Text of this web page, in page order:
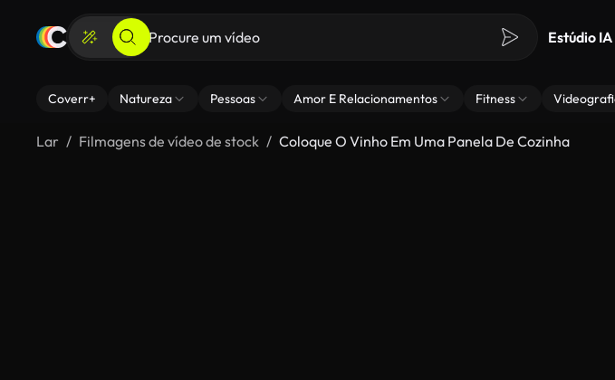
Estúdio IA
Coverr+ Natureza Pessoas Amor E Relacionamentos Fitness
Lar Filmagens de vídeo de stock Coloque O Vinho Em Uma Panela De Cozinha